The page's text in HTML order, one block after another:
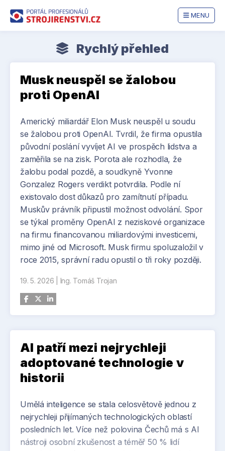
MENU
Rychlý přehled
Musk neuspěl se žalobou
proti OpenAI
Americký miliardář Elon Musk neuspěl u soudu
se žalobou proti OpenAI. Tvrdil, že firma opustila
původní poslání vyvíjet AI ve prospěch lidstva a
zaměřila se na zisk. Porota ale rozhodla, že
žalobu podal pozdě, a soudkyně Yvonne
Gonzalez Rogers verdikt potvrdila. Podle ní
existovalo dost důkazů pro zamítnutí případu.
Muskův právník připustil možnost odvolání. Spor
se týkal proměny OpenAI z neziskové organizace
na firmu financovanou miliardovými investicemi,
mimo jiné od Microsoft. Musk firmu spoluzaložil v
roce 2015, správní radu opustil o tři roky později.
19. 5. 2026 Ing. Tomáš Trojan
AI patří mezi nejrychleji
adoptované technologie v
historii
Umělá inteligence se stala celosvětově jednou z
nejrychleji přijímaných technologických oblastí
posledních let. Více než polovina Čechů má s AI
nástroji osobní zkušenost a téměř 50 % lidí